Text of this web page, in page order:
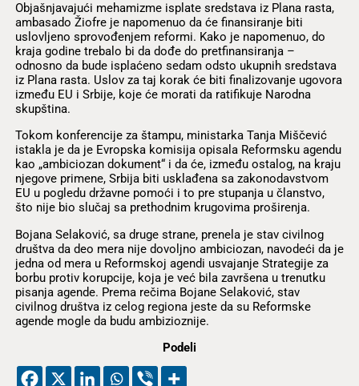
Objašnjavajući mehamizme isplate sredstava iz Plana rasta,
ambasado Žiofre je napomenuo da će finansiranje biti
uslovljeno sprovođenjem reformi. Kako je napomenuo, do
kraja godine trebalo bi da dođe do pretfinansiranja –
odnosno da bude isplaćeno sedam odsto ukupnih sredstava
iz Plana rasta. Uslov za taj korak će biti finalizovanje ugovora
između EU i Srbije, koje će morati da ratifikuje Narodna
skupština.
Tokom konferencije za štampu, ministarka Tanja Miščević
istakla je da je Evropska komisija opisala Reformsku agendu
kao „ambiciozan dokument“ i da će, između ostalog, na kraju
njegove primene, Srbija biti usklađena sa zakonodavstvom
EU u pogledu državne pomoći i to pre stupanja u članstvo,
što nije bio slučaj sa prethodnim krugovima proširenja.
Bojana Selaković, sa druge strane, prenela je stav civilnog
društva da deo mera nije dovoljno ambiciozan, navodeći da je
jedna od mera u Reformskoj agendi usvajanje Strategije za
borbu protiv korupcije, koja je već bila završena u trenutku
pisanja agende. Prema rečima Bojane Selaković, stav
civilnog društva iz celog regiona jeste da su Reformske
agende mogle da budu ambizioznije.
Podeli